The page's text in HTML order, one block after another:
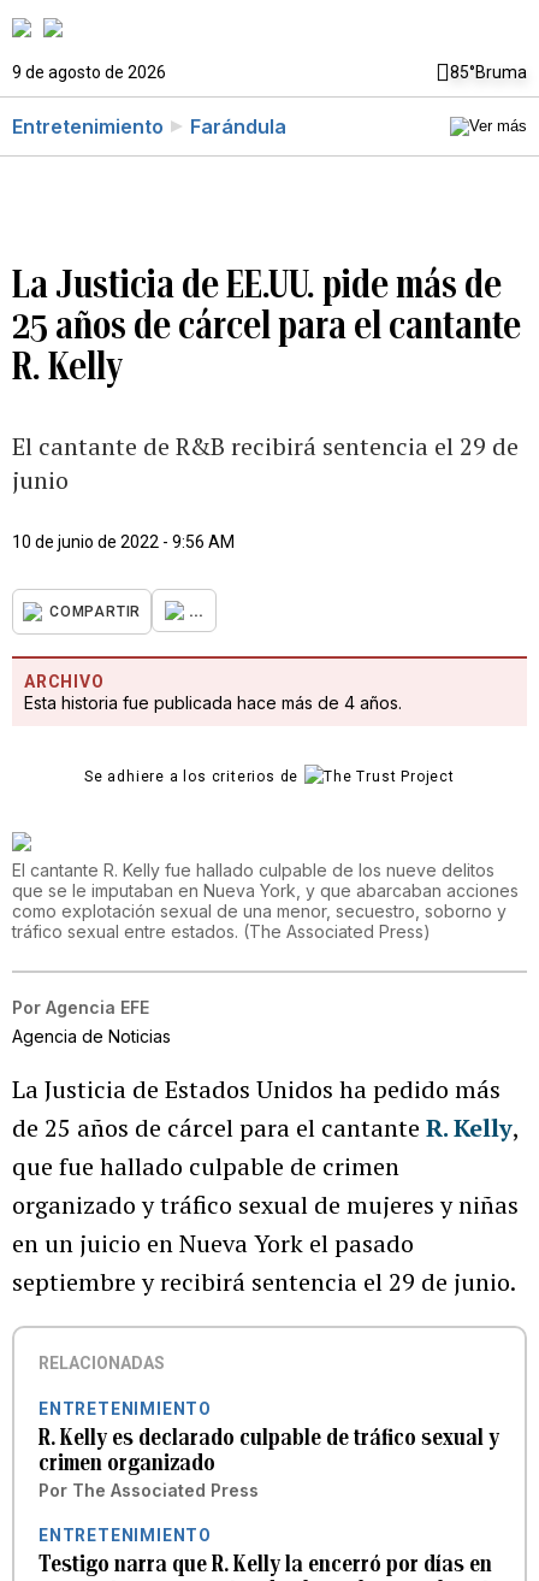
9 de agosto de 2026 85°Bruma
Entretenimiento Farándula
La Justicia de EE.UU. pide más de
25 años de cárcel para el cantante
R. Kelly
El cantante de R&B recibirá sentencia el 29 de
junio
10 de junio de 2022 - 9:56 AM
COMPARTIR ...
ARCHIVO
Esta historia fue publicada hace más de 4 años.
Se adhiere a los criterios de
El cantante R. Kelly fue hallado culpable de los nueve delitos
que se le imputaban en Nueva York, y que abarcaban acciones
como explotación sexual de una menor, secuestro, soborno y
tráfico sexual entre estados. (The Associated Press)
Por Agencia EFE
Agencia de Noticias
La Justicia de Estados Unidos ha pedido más
de 25 años de cárcel para el cantante R. Kelly,
que fue hallado culpable de crimen
organizado y tráfico sexual de mujeres y niñas
en un juicio en Nueva York el pasado
septiembre y recibirá sentencia el 29 de junio.
RELACIONADAS
ENTRETENIMIENTO
R. Kelly es declarado culpable de tráfico sexual y
crimen organizado
Por The Associated Press
ENTRETENIMIENTO
Testigo narra que R. Kelly la encerró por días en